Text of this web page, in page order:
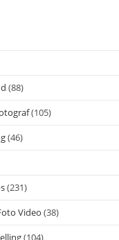
(88)
(105)
(46)
(231)
Video (38)